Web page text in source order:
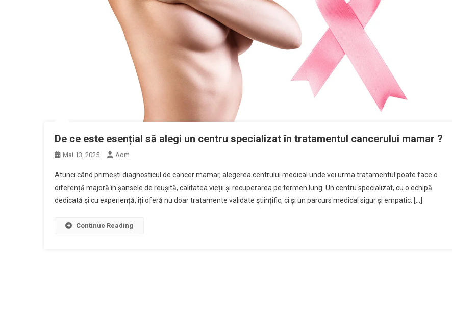
De ce este esențial să alegi un centru specializat în tratamentul cancerului mamar ?
Mai 13, 2025 Adm
Atunci când primești diagnosticul de cancer mamar, alegerea centrului medical unde vei urma tratamentul poate face o
diferență majoră în șansele de reușită, calitatea vieții și recuperarea pe termen lung. Un centru specializat, cu o echipă
dedicată și cu experiență, îți oferă nu doar tratamente validate științific, ci și un parcurs medical sigur și empatic. […]
Continue Reading